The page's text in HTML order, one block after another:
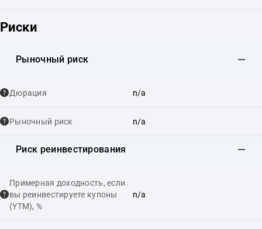
Риски
Рыночный риск
Дюрация n/a
Рыночный риск n/a
Риск реинвестирования
Примерная доходность, если
вы реинвестируете купоны
(YTM), %
n/a